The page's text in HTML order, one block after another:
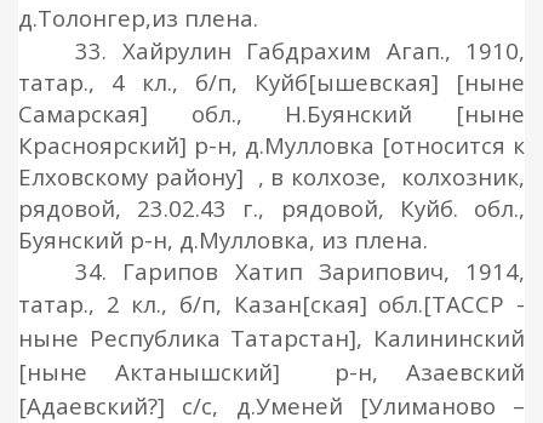
д.Толонгер,из плена.
33. Хайрулин Габдрахим Агап., 1910,
татар., 4 кл., б/п, Куйб[ышевская] [ныне
Самарская] обл., Н.Буянский [ныне
Красноярский] р-н, д.Мулловка [относится к
Елховскому району] , в колхозе, колхозник,
рядовой, 23.02.43 г., рядовой, Куйб. обл.,
Буянский р-н, д.Мулловка, из плена.
34. Гарипов Хатип Зарипович, 1914,
татар., 2 кл., б/п, Казан[ская] обл.[ТАССР -
ныне Республика Татарстан], Калининский
[ныне Актанышский] р-н, Азаевский
[Адаевский?] с/с, д.Уменей [Улиманово –